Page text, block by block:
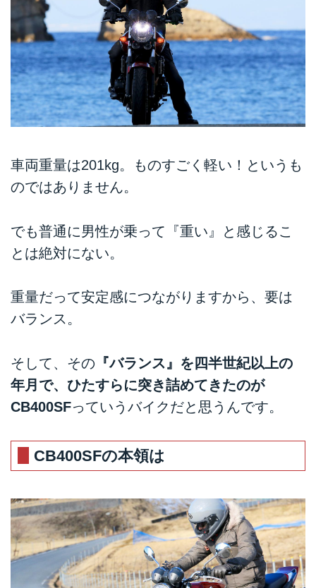
車両重量は201kg。ものすごく軽い！というも
のではありません。
でも普通に男性が乗って『重い』と感じるこ
とは絶対にない。
重量だって安定感につながりますから、要は
バランス。
そして、その 『バランス』を四半世紀以上の
年月で、ひたすらに突き詰めてきたのが
CB400SFっていうバイクだと思うんです。
CB400SFの本領は